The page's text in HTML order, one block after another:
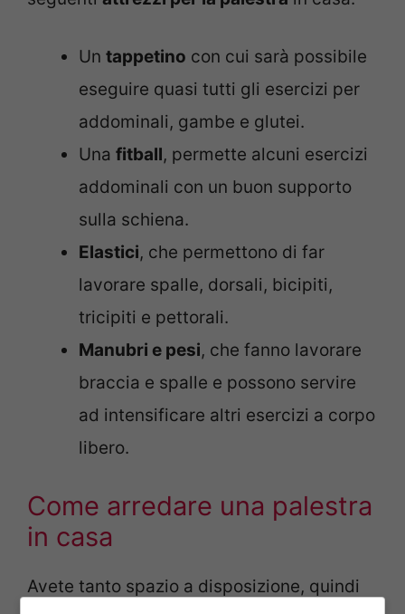
Un tappetino con cui sarà possibile
eseguire quasi tutti gli esercizi per
addominali, gambe e glutei.
Una fitball, permette alcuni esercizi
addominali con un buon supporto
sulla schiena.
Elastici, che permettono di far
lavorare spalle, dorsali, bicipiti,
tricipiti e pettorali.
Manubri e pesi, che fanno lavorare
braccia e spalle e possono servire
ad intensificare altri esercizi a corpo
libero.
Come arredare una palestra
in casa
Avete tanto spazio a disposizione, quindi